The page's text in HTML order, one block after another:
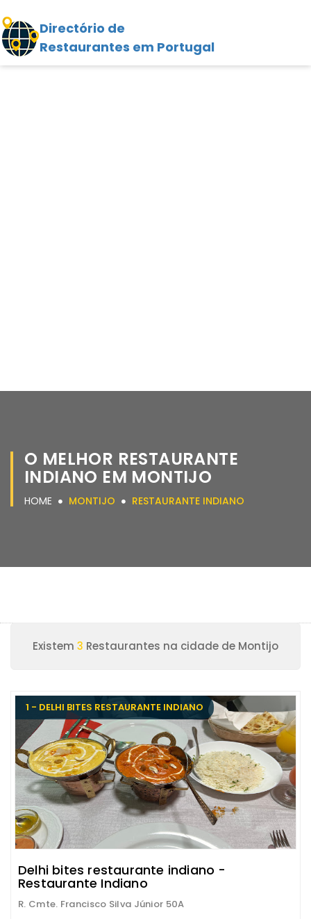
Directório de
Restaurantes em Portugal
O MELHOR RESTAURANTE
INDIANO EM MONTIJO
HOME MONTIJO RESTAURANTE INDIANO
Existem 3 Restaurantes na cidade de Montijo
1 - DELHI BITES RESTAURANTE INDIANO
Delhi bites restaurante indiano -
Restaurante Indiano
R. Cmte. Francisco Silva Júnior 50A